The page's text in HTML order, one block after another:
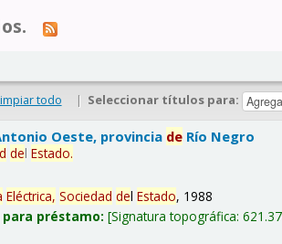
todo | Seleccionar títulos para:
Oeste, provincia de Río Negro
delEstado.
Eléctrica, Sociedad delEstado, 1988
para préstamo: Signatura topográfica: